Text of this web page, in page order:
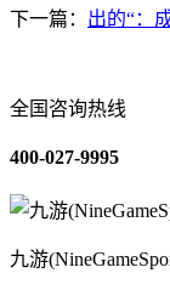
下一篇： 出的“：
全国咨询热线
400-027-9995
九游